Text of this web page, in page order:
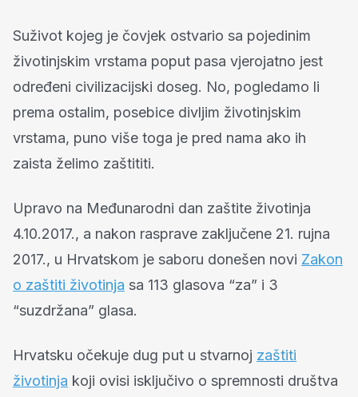
Suživot kojeg je čovjek ostvario sa pojedinim
životinjskim vrstama poput pasa vjerojatno jest
određeni civilizacijski doseg. No, pogledamo li
prema ostalim, posebice divljim životinjskim
vrstama, puno više toga je pred nama ako ih
zaista želimo zaštititi.
Upravo na Međunarodni dan zaštite životinja
4.10.2017., a nakon rasprave zaključene 21. rujna
2017., u Hrvatskom je saboru donešen novi Zakon
o zaštiti životinja sa 113 glasova “za” i 3
“suzdržana” glasa.
Hrvatsku očekuje dug put u stvarnoj zaštiti
životinja koji ovisi isključivo o spremnosti društva